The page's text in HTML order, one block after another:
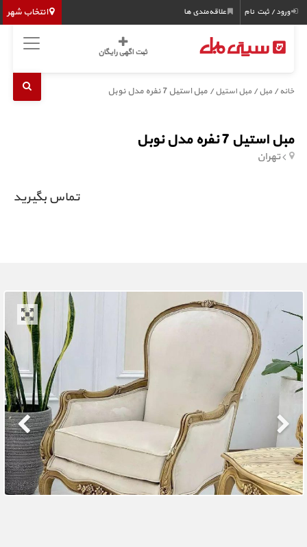
انتخاب شهر ورود / ثبت نام علاقه‌مندی ها
ثبت اگهی رایگان
خانه /مبل/مبل استیل/ مبل استیل 7 نفره مدل نوبل
مبل استیل 7 نفره مدل نوبل
تهران
تماس بگیرید